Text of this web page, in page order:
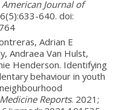
American Journal of
640. doi:
Adrian E
Andraea Van Hulst,
Henderson. Identifying
behaviour in youth
Reports. 2021;